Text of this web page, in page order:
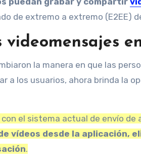
de extremo a extremo (E2EE)
la manera en que las
a los usuarios, ahora brinda la
el sistema actual de envío de
vídeos desde la aplicación,
.